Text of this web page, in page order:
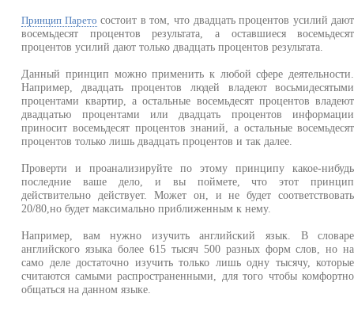
Принцип Парето состоит в том, что двадцать процентов усилий дают
восемьдесят процентов результата, а оставшиеся восемьдесят
процентов усилий дают только двадцать процентов результата.
Данный принцип можно применить к любой сфере деятельности.
Например, двадцать процентов людей владеют восьмидесятыми
процентами квартир, а остальные восемьдесят процентов владеют
двадцатью процентами или двадцать процентов информации
приносит восемьдесят процентов знаний, а остальные восемьдесят
процентов только лишь двадцать процентов и так далее.
Проверти и проанализируйте по этому принципу какое-нибудь
последние ваше дело, и вы поймете, что этот принцип
действительно действует. Может он, и не будет соответствовать
20/80,но будет максимально приближенным к нему.
Например, вам нужно изучить английский язык. В словаре
английского языка более 615 тысяч 500 разных форм слов, но на
само деле достаточно изучить только лишь одну тысячу, которые
считаются самыми распространенными, для того чтобы комфортно
общаться на данном языке.